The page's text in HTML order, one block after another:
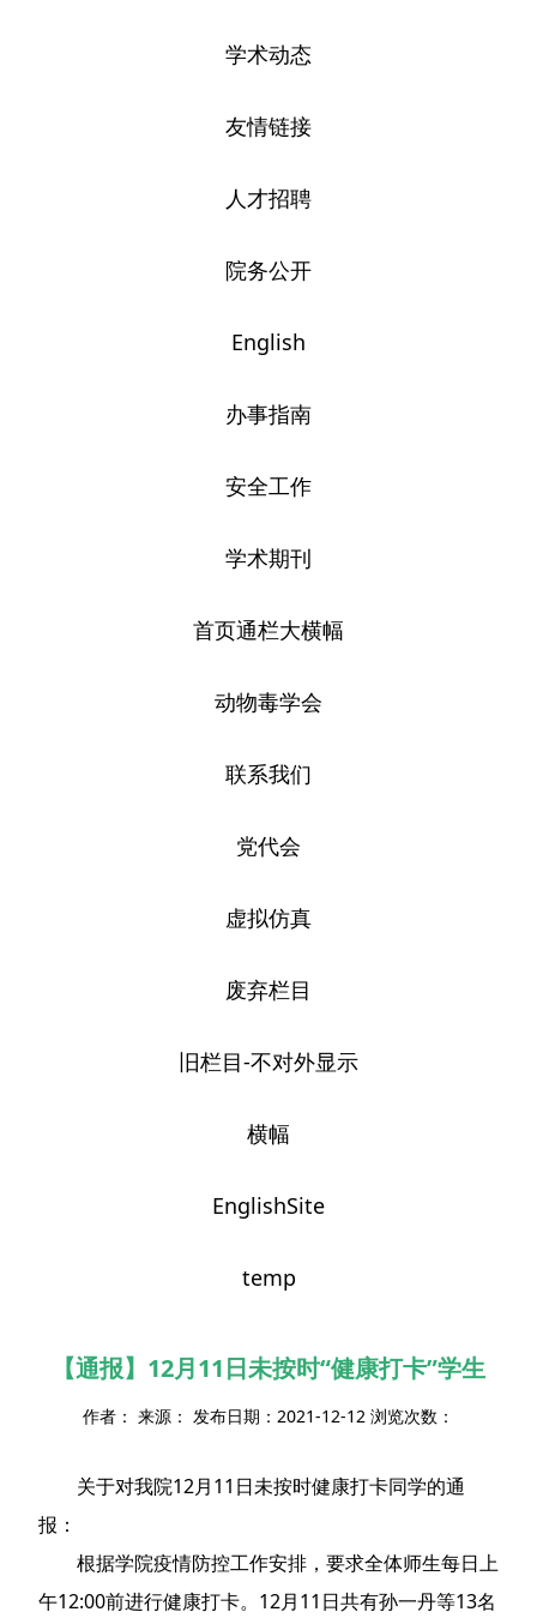
学术动态
友情链接
人才招聘
院务公开
English
办事指南
安全工作
学术期刊
首页通栏大横幅
动物毒学会
联系我们
党代会
虚拟仿真
废弃栏目
旧栏目-不对外显示
横幅
EnglishSite
temp
【通报】12月11日未按时“健康打卡”学生
作者： 来源： 发布日期：2021-12-12 浏览次数：
关于对我院12月11日未按时健康打卡同学的通
报：
根据学院疫情防控工作安排，要求全体师生每日上
午12:00前进行健康打卡。12月11日共有孙一丹等13名